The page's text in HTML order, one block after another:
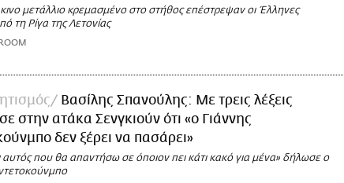
μετάλλιο κρεμασμένο στο στήθος επέστρεψαν οι Έλληνες
τη Ρίγα της Λετονίας
Βασίλης Σπανούλης: Με τρεις λέξεις
στην ατάκα Σενγκιούν ότι «ο Γιάννης
δεν ξέρει να πασάρει»
αυτός που θα απαντήσω σε όποιον πει κάτι κακό για μένα» δήλωσε ο